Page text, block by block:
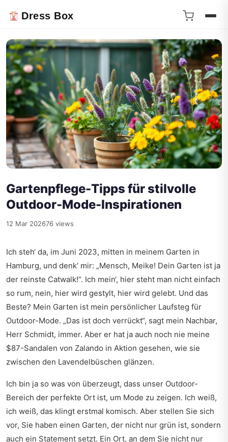
Dress Box
Gartenpflege-Tipps für stilvolle
Outdoor-Mode-Inspirationen
12 Mar 202676 views
Ich steh‘ da, im Juni 2023, mitten in meinem Garten in
Hamburg, und denk‘ mir: „Mensch, Meike! Dein Garten ist ja
der reinste Catwalk!“. Ich mein‘, hier steht man nicht einfach
so rum, nein, hier wird gestylt, hier wird gelebt. Und das
Beste? Mein Garten ist mein persönlicher Laufsteg für
Outdoor-Mode. „Das ist doch verrückt“, sagt mein Nachbar,
Herr Schmidt, immer. Aber er hat ja auch noch nie meine
$87-Sandalen von Zalando in Aktion gesehen, wie sie
zwischen den Lavendelbüschen glänzen.
Ich bin ja so was von überzeugt, dass unser Outdoor-
Bereich der perfekte Ort ist, um Mode zu zeigen. Ich weiß,
ich weiß, das klingt erstmal komisch. Aber stellen Sie sich
vor, Sie haben einen Garten, der nicht nur grün ist, sondern
auch ein Statement setzt. Ein Ort, an dem Sie nicht nur